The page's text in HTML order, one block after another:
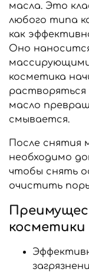
масла. Это
любого типа
как
Оно
косметика
растворяться
масло
смывается.
После снятия
необходимо
чтобы снять
очистить